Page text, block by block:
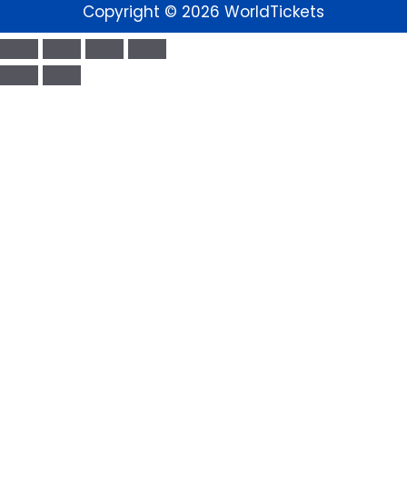
Copyright © 2026 WorldTickets